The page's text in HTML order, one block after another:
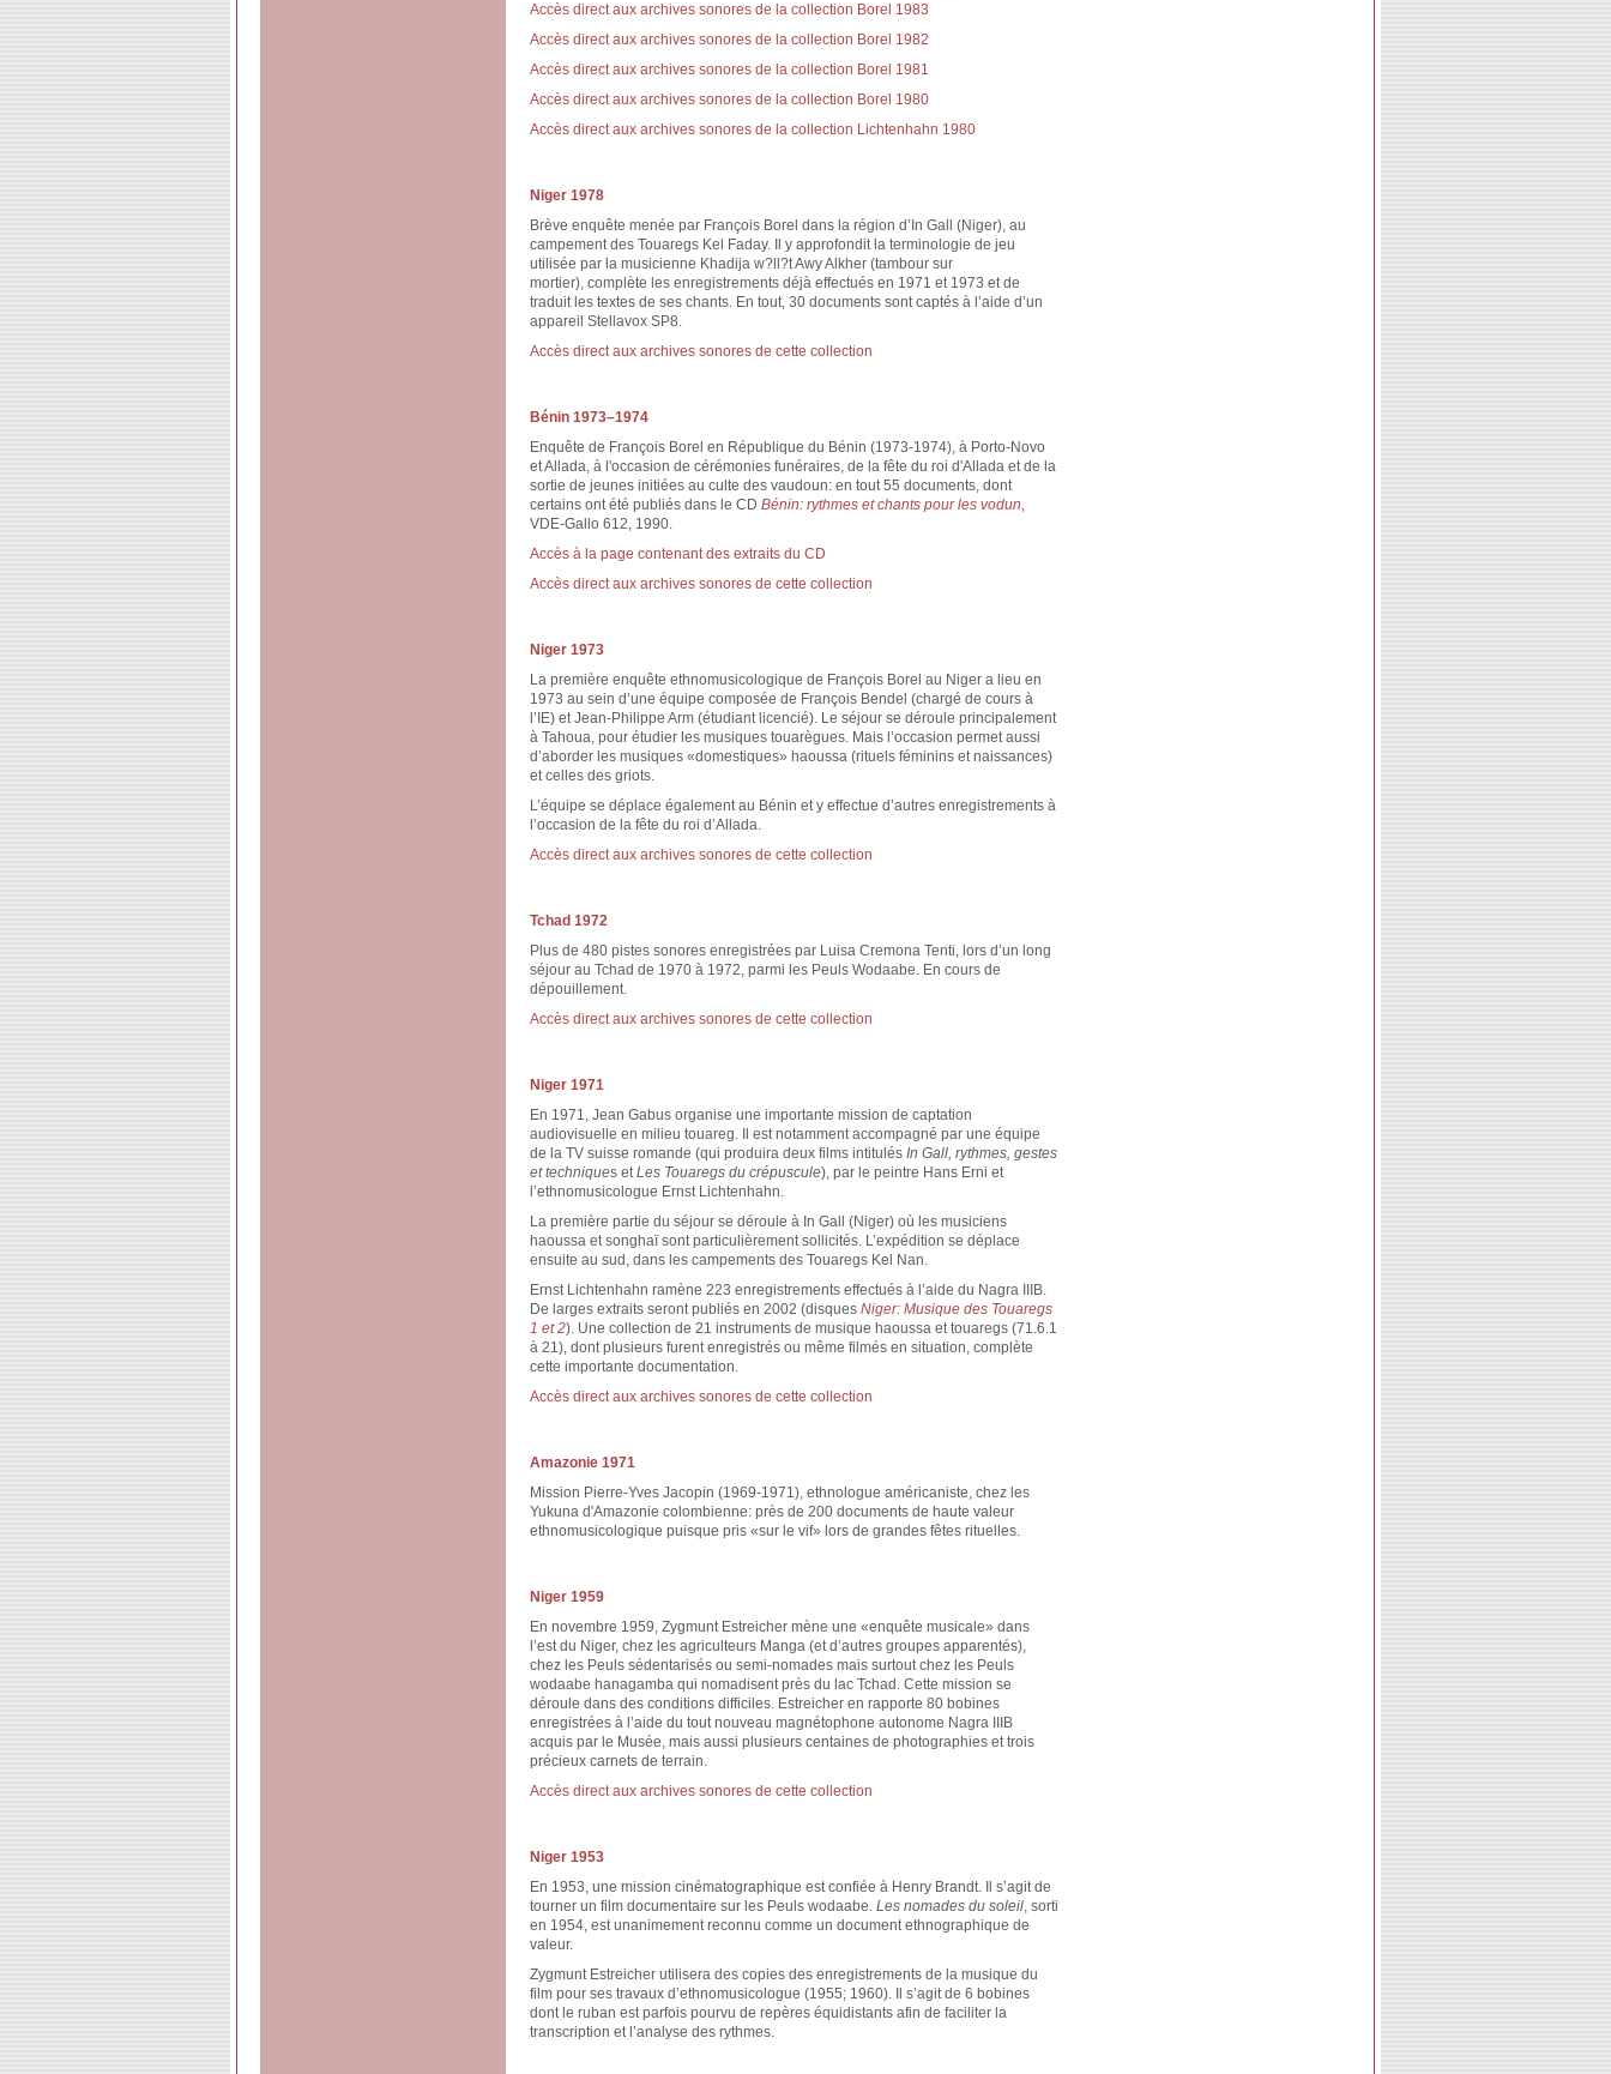
Accès direct aux archives sonores de la collection Borel 1983
Accès direct aux archives sonores de la collection Borel 1982
Accès direct aux archives sonores de la collection Borel 1981
Accès direct aux archives sonores de la collection Borel 1980
Accès direct aux archives sonores de la collection Lichtenhahn 1980
Niger 1978
Brève enquête menée par François Borel dans la région d’In Gall (Niger), au
campement des Touaregs Kel Faday. Il y approfondit la terminologie de jeu
utilisée par la musicienne Khadija w?ll?t Awy Alkher (tambour sur
mortier), complète les enregistrements déjà effectués en 1971 et 1973 et de
traduit les textes de ses chants. En tout, 30 documents sont captés à l’aide d’un
appareil Stellavox SP8.
Accès direct aux archives sonores de cette collection
Bénin 1973–1974
Enquête de François Borel en République du Bénin (1973-1974), à Porto-Novo
et Allada, à l'occasion de cérémonies funéraires, de la fête du roi d'Allada et de la
sortie de jeunes initiées au culte des vaudoun: en tout 55 documents, dont
certains ont été publiés dans le CD Bénin: rythmes et chants pour les vodun,
VDE-Gallo 612, 1990.
Accès à la page contenant des extraits du CD
Accès direct aux archives sonores de cette collection
Niger 1973
La première enquête ethnomusicologique de François Borel au Niger a lieu en
1973 au sein d’une équipe composée de François Bendel (chargé de cours à
l’IE) et Jean-Philippe Arm (étudiant licencié). Le séjour se déroule principalement
à Tahoua, pour étudier les musiques touarègues. Mais l’occasion permet aussi
d’aborder les musiques «domestiques» haoussa (rituels féminins et naissances)
et celles des griots.
L’équipe se déplace également au Bénin et y effectue d’autres enregistrements à
l’occasion de la fête du roi d’Allada.
Accès direct aux archives sonores de cette collection
Tchad 1972
Plus de 480 pistes sonores enregistrées par Luisa Cremona Tenti, lors d’un long
séjour au Tchad de 1970 à 1972, parmi les Peuls Wodaabe. En cours de
dépouillement.
Accès direct aux archives sonores de cette collection
Niger 1971
En 1971, Jean Gabus organise une importante mission de captation
audiovisuelle en milieu touareg. Il est notamment accompagné par une équipe
de la TV suisse romande (qui produira deux films intitulés In Gall, rythmes, gestes
et techniques etLes Touaregs du crépuscule), par le peintre Hans Erni et
l’ethnomusicologue Ernst Lichtenhahn.
La première partie du séjour se déroule à In Gall (Niger) où les musiciens
haoussa et songhaï sont particulièrement sollicités. L’expédition se déplace
ensuite au sud, dans les campements des Touaregs Kel Nan.
Ernst Lichtenhahn ramène 223 enregistrements effectués à l’aide du Nagra IIIB.
De larges extraits seront publiés en 2002 (disques Niger: Musique des Touaregs
1 et 2). Une collection de 21 instruments de musique haoussa et touaregs (71.6.1
à 21), dont plusieurs furent enregistrés ou même filmés en situation, complète
cette importante documentation.
Accès direct aux archives sonores de cette collection
Amazonie 1971
Mission Pierre-Yves Jacopin (1969-1971), ethnologue américaniste, chez les
Yukuna d'Amazonie colombienne: près de 200 documents de haute valeur
ethnomusicologique puisque pris «sur le vif» lors de grandes fêtes rituelles.
Niger 1959
En novembre 1959, Zygmunt Estreicher mène une «enquête musicale» dans
l’est du Niger, chez les agriculteurs Manga (et d’autres groupes apparentés),
chez les Peuls sédentarisés ou semi-nomades mais surtout chez les Peuls
wodaabe hanagamba qui nomadisent près du lac Tchad. Cette mission se
déroule dans des conditions difficiles. Estreicher en rapporte 80 bobines
enregistrées à l’aide du tout nouveau magnétophone autonome Nagra IIIB
acquis par le Musée, mais aussi plusieurs centaines de photographies et trois
précieux carnets de terrain.
Accès direct aux archives sonores de cette collection
Niger 1953
En 1953, une mission cinématographique est confiée à Henry Brandt. Il s’agit de
tourner un film documentaire sur les Peuls wodaabe. Les nomades du soleil, sorti
en 1954, est unanimement reconnu comme un document ethnographique de
valeur.
Zygmunt Estreicher utilisera des copies des enregistrements de la musique du
film pour ses travaux d’ethnomusicologue (1955; 1960). Il s’agit de 6 bobines
dont le ruban est parfois pourvu de repères équidistants afin de faciliter la
transcription et l’analyse des rythmes.